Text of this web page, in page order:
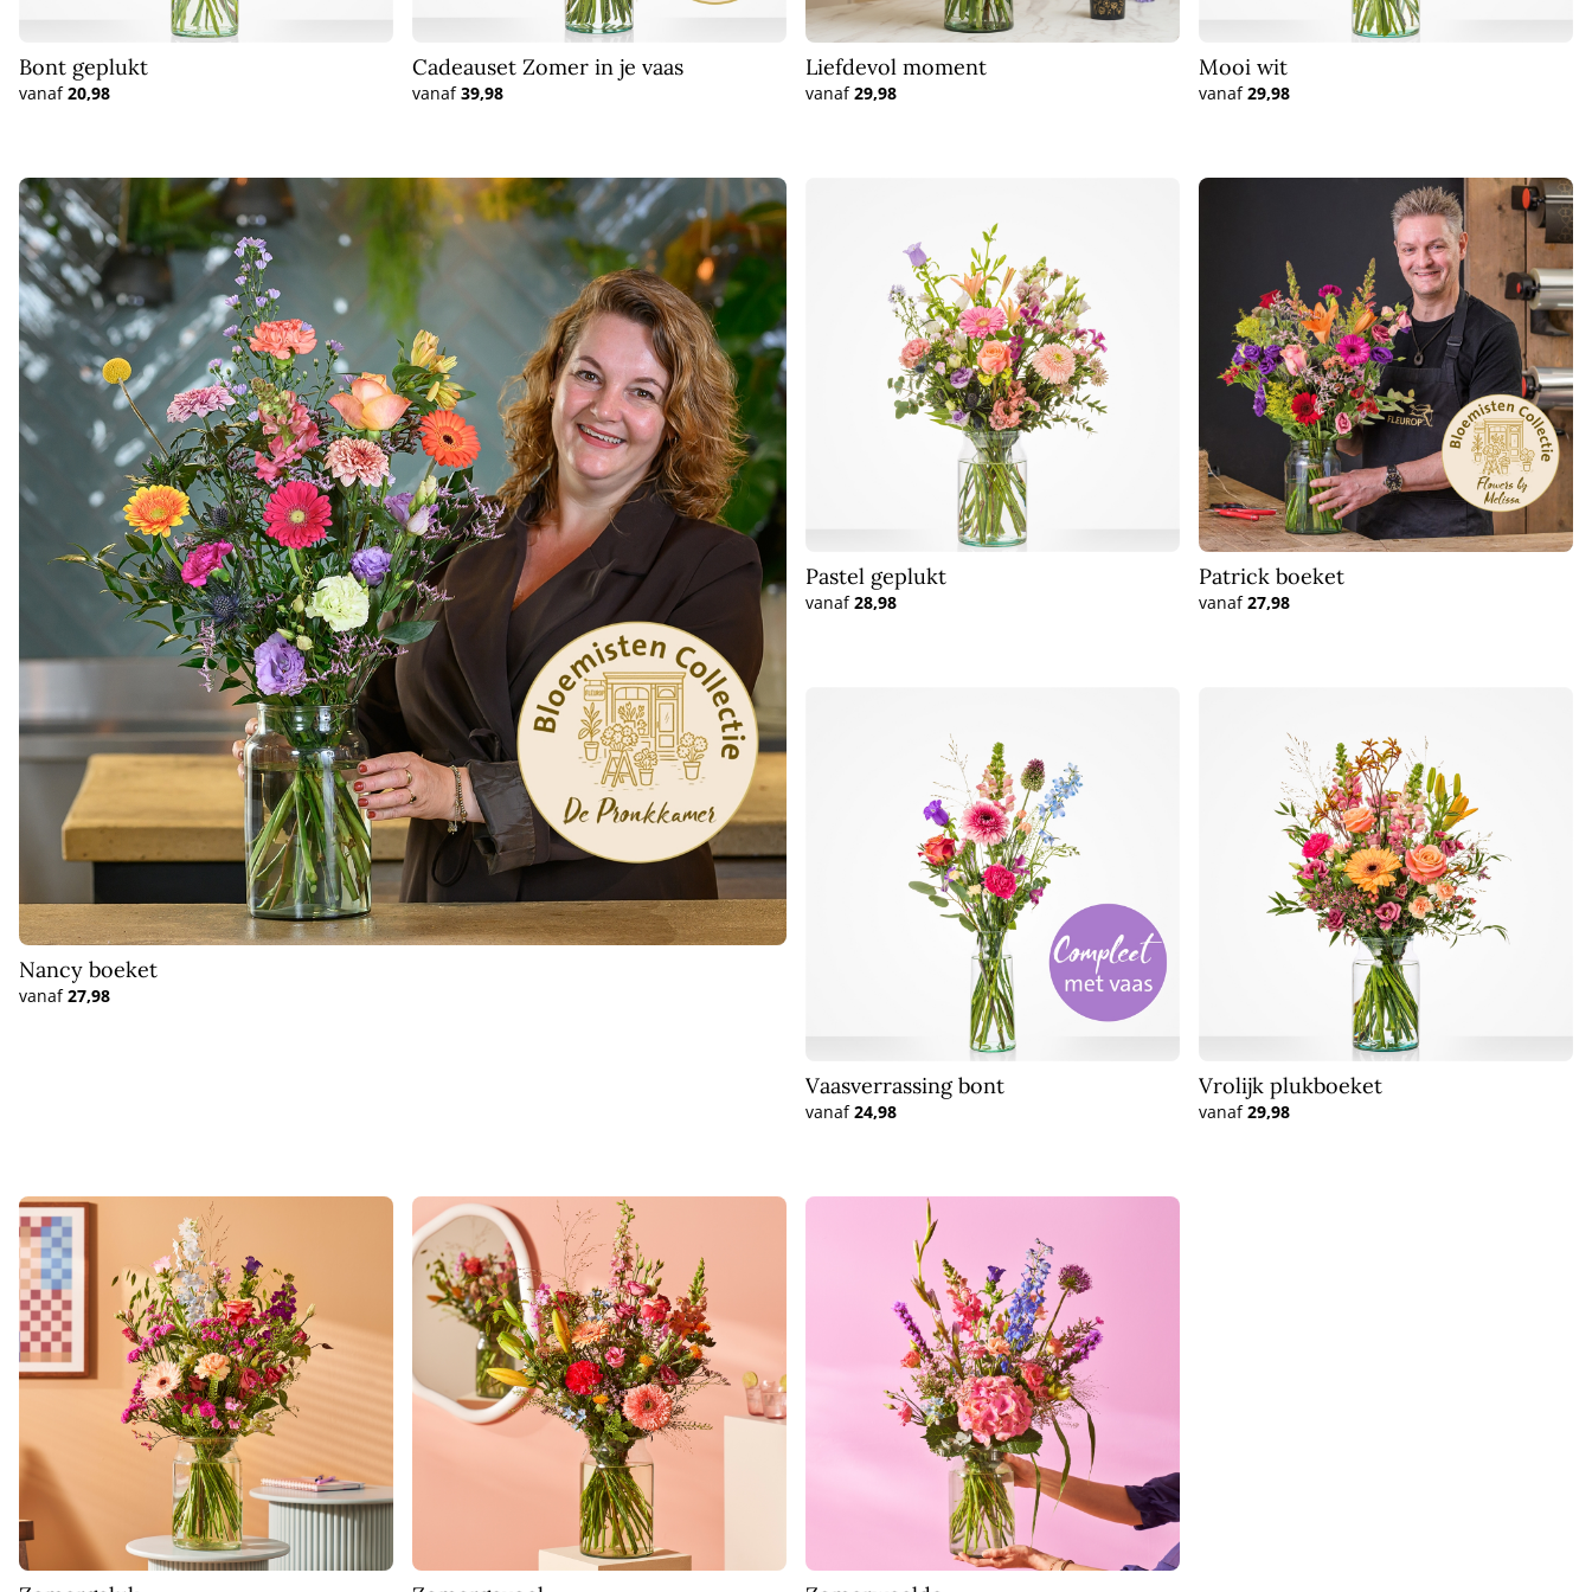
BESTSELLERS
Bont geplukt
vanaf20,98
Cadeauset Zomer in je vaas
vanaf39,98
Liefdevol moment
vanaf29,98
Mooi wit
vanaf29,98
Nancy boeket
vanaf27,98
Pastel geplukt
vanaf28,98
Patrick boeket
vanaf27,98
Vaasverrassing bont
vanaf24,98
Vrolijk plukboeket
vanaf29,98